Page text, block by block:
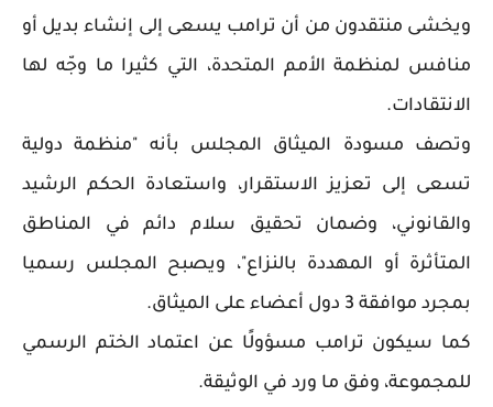
ويخشى منتقدون من أن ترامب يسعى إلى إنشاء بديل أو
منافس لمنظمة الأمم المتحدة، التي كثيرا ما وجّه لها
الانتقادات.
وتصف مسودة الميثاق المجلس بأنه "منظمة دولية
تسعى إلى تعزيز الاستقرار، واستعادة الحكم الرشيد
والقانوني، وضمان تحقيق سلام دائم في المناطق
المتأثرة أو المهددة بالنزاع"، ويصبح المجلس رسميا
بمجرد موافقة 3 دول أعضاء على الميثاق.
كما سيكون ترامب مسؤولًا عن اعتماد الختم الرسمي
للمجموعة، وفق ما ورد في الوثيقة.